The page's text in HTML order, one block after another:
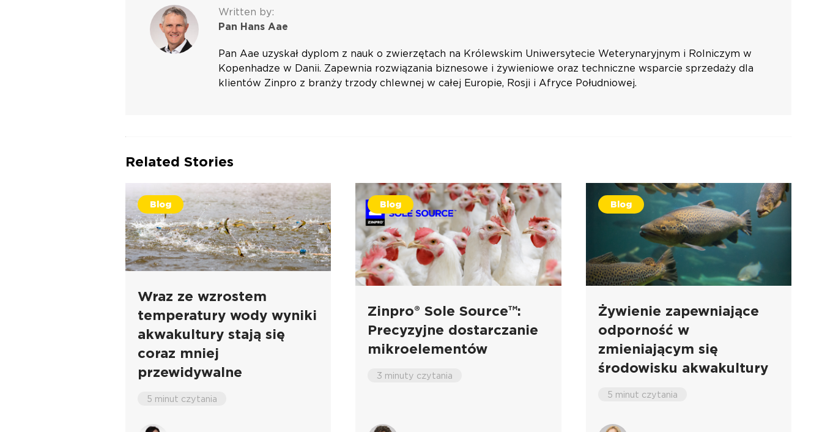
Written by:
Pan Hans Aae
Pan Aae uzyskał dyplom z nauk o zwierzętach na Królewskim Uniwersytecie Weterynaryjnym i Rolniczym w
Kopenhadze w Danii. Zapewnia rozwiązania biznesowe i żywieniowe oraz techniczne wsparcie sprzedaży dla
klientów Zinpro z branży trzody chlewnej w całej Europie, Rosji i Afryce Południowej.
Related Stories
Blog
Wraz ze wzrostem
temperatury wody wyniki
akwakultury stają się
coraz mniej
przewidywalne
5 minut czytania
Blog
Zinpro® Sole Source™:
Precyzyjne dostarczanie
mikroelementów
3 minuty czytania
Blog
Żywienie zapewniające
odporność w
zmieniającym się
środowisku akwakultury
5 minut czytania